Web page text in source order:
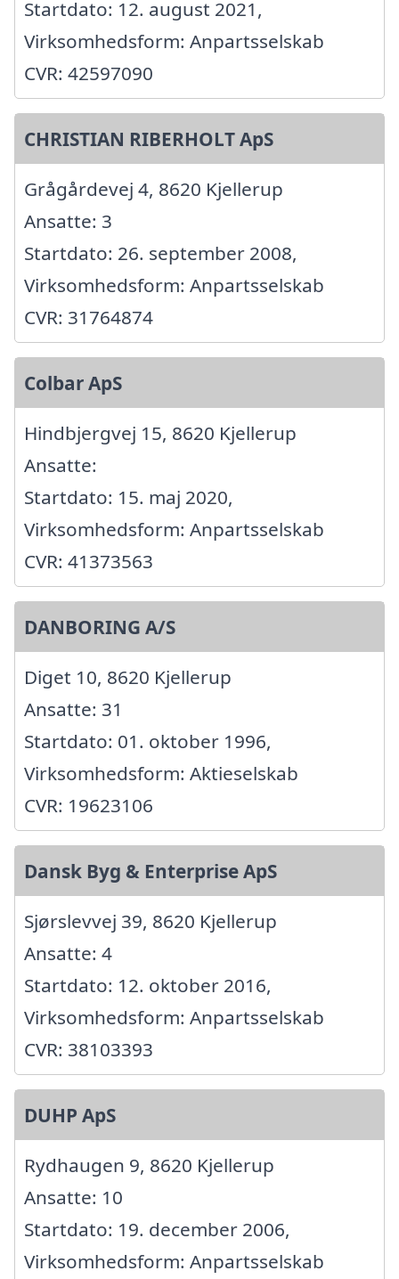
Startdato: 12. august 2021,
Virksomhedsform: Anpartsselskab
CVR: 42597090
CHRISTIAN RIBERHOLT ApS
Grågårdevej 4, 8620 Kjellerup
Ansatte: 3
Startdato: 26. september 2008,
Virksomhedsform: Anpartsselskab
CVR: 31764874
Colbar ApS
Hindbjergvej 15, 8620 Kjellerup
Ansatte:
Startdato: 15. maj 2020,
Virksomhedsform: Anpartsselskab
CVR: 41373563
DANBORING A/S
Diget 10, 8620 Kjellerup
Ansatte: 31
Startdato: 01. oktober 1996,
Virksomhedsform: Aktieselskab
CVR: 19623106
Dansk Byg & Enterprise ApS
Sjørslevvej 39, 8620 Kjellerup
Ansatte: 4
Startdato: 12. oktober 2016,
Virksomhedsform: Anpartsselskab
CVR: 38103393
DUHP ApS
Rydhaugen 9, 8620 Kjellerup
Ansatte: 10
Startdato: 19. december 2006,
Virksomhedsform: Anpartsselskab